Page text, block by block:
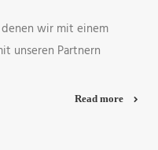
wir mit einem
unseren Partnern
Read more